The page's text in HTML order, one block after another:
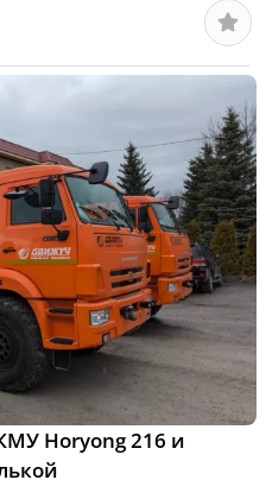
Horyong 216 и